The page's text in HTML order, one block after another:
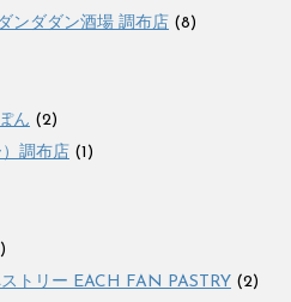
ンダダン酒場 調布店 (8)
ん (2)
調布店 (1)
トリー EACH FAN PASTRY (2)